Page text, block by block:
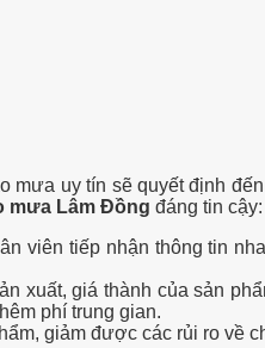
uy tín sẽ quyết định
mưa Lâm Đồng đáng tin cậy:
viên tiếp nhận thông tin
xuất, giá thành của sản
phí trung gian.
giảm được các rủi ro về